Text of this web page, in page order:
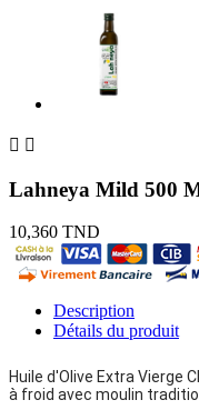
 
Lahneya Mild 500
10,360 TND
Description
Détails du produit
Huile d'Olive Extra Vierge
à froid avec moulin